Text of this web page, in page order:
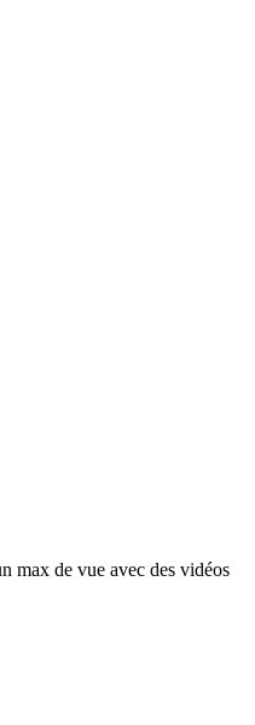
max de vue avec des vidéos